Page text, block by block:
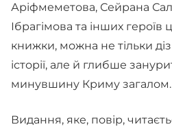
Аріфмеметова, Сейрана
Ібрагімова та інших героїв
книжки, можна не тільки
історії, але й глибше
минувшину Криму загалом.
Видання, яке, повір,